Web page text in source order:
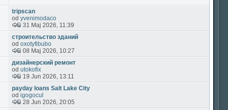
tripscan
od yvenimodaco
31 Maj 2026, 11:39
строительство зданий
od oxotyfibubo
08 Maj 2026, 10:27
дизайнерский ремонт
od utokofix
19 Jun 2026, 13:11
payday loans Salt Lake City
od igogocul
28 Jun 2026, 20:05